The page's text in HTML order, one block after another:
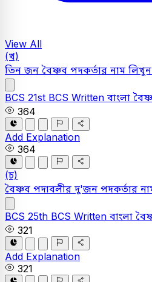
View All
(খ)
তিন জন বৈষ্ণব পদকর্তার নাম
BCS 21st BCS Written বাংলা
364
Add Explanation
364
(চ)
বৈষ্ণব পদাবলীর দু'জন পদকর্তার
BCS 25th BCS Written বাংলা
321
Add Explanation
321